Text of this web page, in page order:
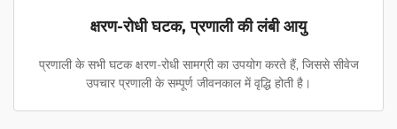
क्षरण-रोधी घटक, प्रणाली की लंबी आयु
प्रणाली के सभी घटक क्षरण-रोधी सामग्री का उपयोग करते हैं, जिससे सीवेज
उपचार प्रणाली के सम्पूर्ण जीवनकाल में वृद्धि होती है।